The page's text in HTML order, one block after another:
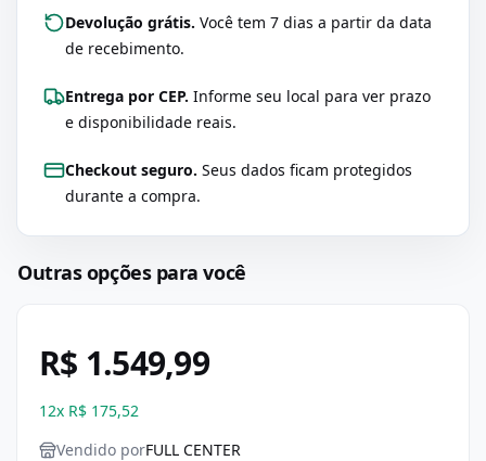
Devolução grátis. Você tem 7 dias a partir da data
de recebimento.
Entrega por CEP. Informe seu local para ver prazo
e disponibilidade reais.
Checkout seguro. Seus dados ficam protegidos
durante a compra.
Outras opções para você
R$ 1.549,99
12x R$ 175,52
Vendido porFULL CENTER